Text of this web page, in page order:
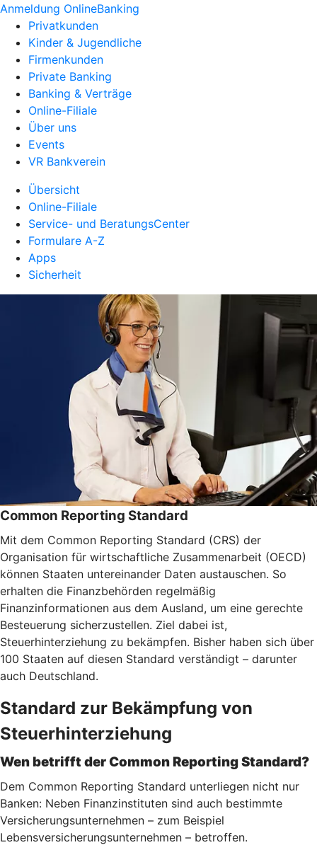
Anmeldung OnlineBanking
Privatkunden
Kinder & Jugendliche
Firmenkunden
Private Banking
Banking & Verträge
Online-Filiale
Über uns
Events
VR Bankverein
Übersicht
Online-Filiale
Service- und BeratungsCenter
Formulare A-Z
Apps
Sicherheit
Common Reporting Standard
Mit dem Common Reporting Standard (CRS) der
Organisation für wirtschaftliche Zusammenarbeit (OECD)
können Staaten untereinander Daten austauschen. So
erhalten die Finanzbehörden regelmäßig
Finanzinformationen aus dem Ausland, um eine gerechte
Besteuerung sicherzustellen. Ziel dabei ist,
Steuerhinterziehung zu bekämpfen. Bisher haben sich über
100 Staaten auf diesen Standard verständigt – darunter
auch Deutschland.
Standard zur Bekämpfung von
Steuerhinterziehung
Wen betrifft der Common Reporting Standard?
Dem Common Reporting Standard unterliegen nicht nur
Banken: Neben Finanzinstituten sind auch bestimmte
Versicherungsunternehmen – zum Beispiel
Lebensversicherungs­unternehmen – betroffen.